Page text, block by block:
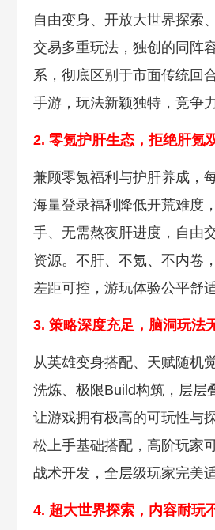
自由变身、开放大世界探索
交易多重玩法，独创的同阵
系，彻底区别于市面传统回
手游，玩法新颖独特，竞争
2. 零氪护肝生态，拒绝肝氪
兼顾零氪福利与护肝养成，
海量登录福利降低开荒难度
手、无需熬夜肝进度，自由
资源。不肝、不氪、不内卷
差距可控，游玩体验公平舒适
3. 策略深度充足，脑洞玩法
从英雄变身搭配、天赋随机
洗炼、极限Build构筑，层层
让游戏拥有极高的可玩性与
松上手基础搭配，高阶玩家
战术开发，全层级玩家完美适
4. 超大世界探索，内容耐玩